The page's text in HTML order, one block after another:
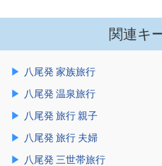
関連キ
八尾発 家族旅行
八尾発 温泉旅行
八尾発 旅行 親子
八尾発 旅行 夫婦
八尾発 三世帯旅行